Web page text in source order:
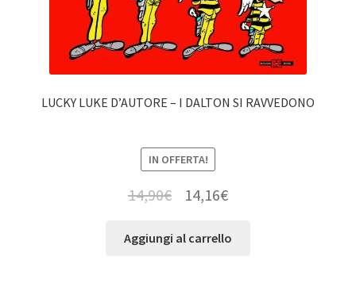
LUCKY LUKE D’AUTORE – I DALTON SI RAVVEDONO
IN OFFERTA!
14,90€ 14,16€
Aggiungi al carrello